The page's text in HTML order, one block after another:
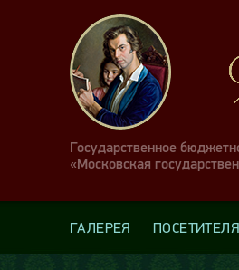
Государственное
«Московская
ГАЛЕРЕЯ